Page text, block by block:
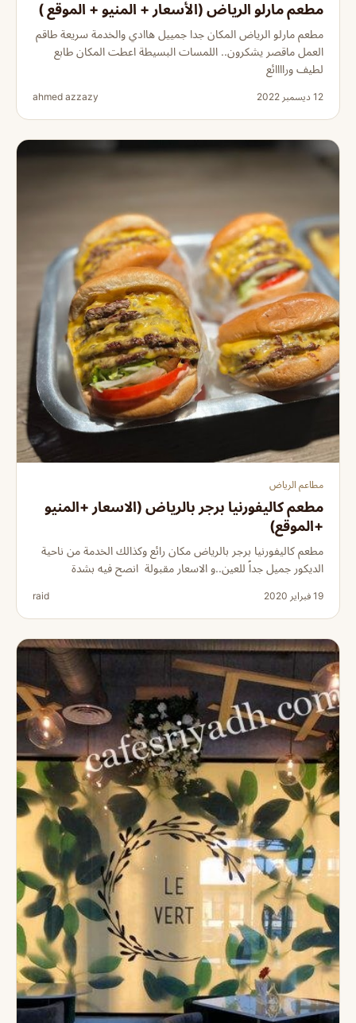
مطعم مارلو الرياض (الأسعار + المنيو + الموقع )
مطعم مارلو الرياض المكان جدا جمييل هاادي والخدمة سريعة طاقم
العمل ماقصر يشكرون.. اللمسات البسيطة اعطت المكان طابع
لطيف وراااائع
12 ديسمبر 2022 ahmed azzazy
مطاعم الرياض
مطعم كاليفورنيا برجر بالرياض (الاسعار +المنيو
+الموقع)
مطعم كاليفورنيا برجر بالرياض مكان رائع وكذالك الخدمة من ناحية
الديكور جميل جداً للعين..و الاسعار مقبولة انصح فيه بشدة
19 فبراير 2020 raid